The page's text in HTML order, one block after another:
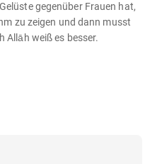
gegenüber Frauen hat,
zu zeigen und dann musst
Allāh weiß es besser.